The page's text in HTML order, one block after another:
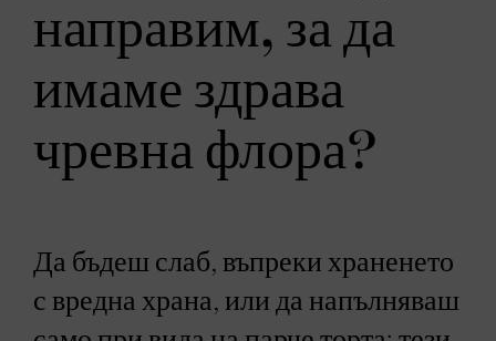
направим, за да
имаме здрава
чревна флора?
Да бъдеш слаб, въпреки храненето
с вредна храна, или да напълняваш